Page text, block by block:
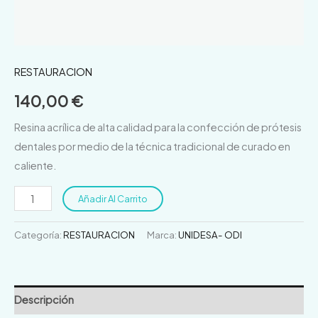
RESTAURACION
140,00€
Resina acrílica de alta calidad para la confección de prótesis
dentales por medio de la técnica tradicional de curado en
caliente.
Añadir Al Carrito
Categoría:RESTAURACION Marca:UNIDESA- ODI
Descripción